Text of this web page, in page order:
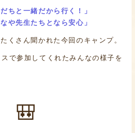
ちと一緒だから行く！」
や先生たちとなら安心」
くさん聞かれた今回のキャンプ。
で参加してくれたみんなの様子を
🎒